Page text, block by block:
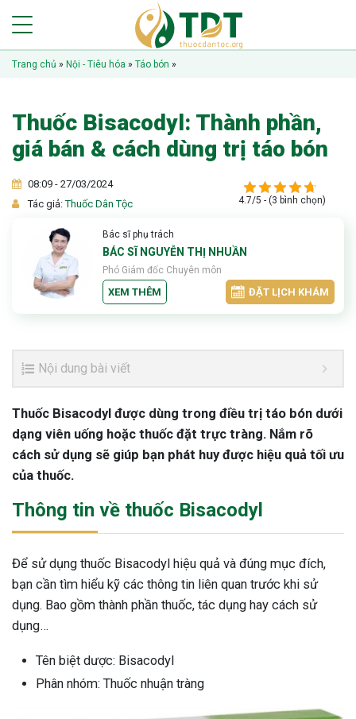
Trang chủ » Nội - Tiêu hóa » Táo bón »
Thuốc Bisacodyl: Thành phần,
giá bán & cách dùng trị táo bón
08:09 - 27/03/2024
Tác giả:Thuốc Dân Tộc 4.7/5 - (3 bình chọn)
Bác sĩ phụ trách
BÁC SĨ NGUYỄN THỊ NHUẦN
Phó Giám đốc Chuyên môn
XEM THÊM ĐẶT LỊCH KHÁM
Nội dung bài viết
Thuốc Bisacodyl được dùng trong điều trị táo bón dưới
dạng viên uống hoặc thuốc đặt trực tràng. Nắm rõ
cách sử dụng sẽ giúp bạn phát huy được hiệu quả tối ưu
của thuốc.
Thông tin về thuốc Bisacodyl
Để sử dụng thuốc Bisacodyl hiệu quả và đúng mục đích,
bạn cần tìm hiểu kỹ các thông tin liên quan trước khi sử
dụng. Bao gồm thành phần thuốc, tác dụng hay cách sử
dụng…
Tên biệt dược: Bisacodyl
Phân nhóm: Thuốc nhuận tràng